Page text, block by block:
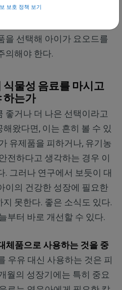
다. 이는 초가공 식품으로는
을 선택해 아이가 요오드를
의해야 한다.
물성 음료를 마시고
하는가
좋거나 더 나은 선택이라고
왔다면, 이는 흔히 볼 수 있
유제품을 피하거나, 유기농
전하다고 생각하는 경우 이
. 그러나 연구에서 보듯이 대
이의 건강한 성장에 필요한
못한다. 좋은 소식도 있다.
부터 바로 개선할 수 있다.
체품으로 사용하는 것을 중
우유 대신 사용하는 것은 피
월의 성장기에는 특히 중요
보호 정책 보기